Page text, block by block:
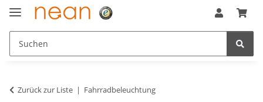
Zurück zur Liste Fahrradbeleuchtung